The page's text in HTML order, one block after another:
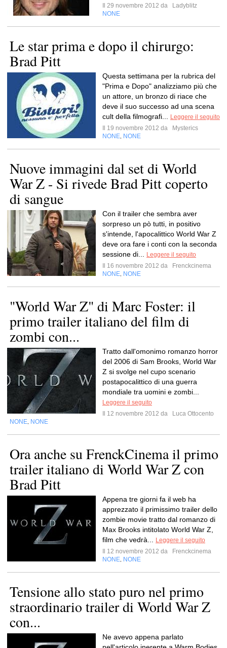
Il 29 novembre 2012 da
Ladyblitz
NONE
Le star prima e dopo il chirurgo:
Brad Pitt
Questa settimana per la rubrica del
"Prima e Dopo" analizziamo più che
un attore, un bronzo di riace che
deve il suo successo ad una scena
cult della filmografi...
Leggere il seguito
Il 19 novembre 2012 da
Mysterics
NONE NONE
Nuove immagini dal set di World
War Z - Si rivede Brad Pitt coperto
di sangue
Con il trailer che sembra aver
sorpreso un pò tutti, in positivo
s'intende, l'apocalittico World War Z
deve ora fare i conti con la seconda
sessione di...
Leggere il seguito
Il 16 novembre 2012 da
Frenckcinema
NONE NONE
"World War Z" di Marc Foster: il
primo trailer italiano del film di
zombi con...
Tratto dall'omonimo romanzo horror
del 2006 di Sam Brooks, World War
Z si svolge nel cupo scenario
postapocalittico di una guerra
mondiale tra uomini e zombi...
Leggere il seguito
Il 12 novembre 2012 da
Luca Ottocento
NONE NONE
Ora anche su FrenckCinema il primo
trailer italiano di World War Z con
Brad Pitt
Appena tre giorni fa il web ha
apprezzato il primissimo trailer dello
zombie movie tratto dal romanzo di
Max Brooks intitolato World War Z,
film che vedrà...
Leggere il seguito
Il 12 novembre 2012 da
Frenckcinema
NONE NONE
Tensione allo stato puro nel primo
straordinario trailer di World War Z
con...
Ne avevo appena parlato